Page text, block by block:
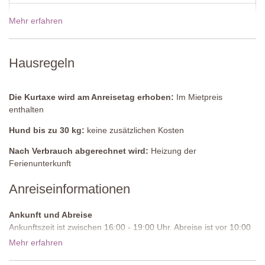
Dusche, Waschbecken, Bidet, WC, Fliegengitter.
Wohnung 2(keine Verbindungstür)
Komplett ausgestattet: Ventilator, Gefrier-Kühlschrank, 4-
Schlafzimmer 2
Doppelbett (welches nicht in zwei Einzelbetten umgewandelt
Schaukelstuhl, Ventilator, Moskitonetz, Klimaanlage.
Dusche, Waschbecken, Bidet, WC, Fliegengitter.
Waschküche
Waschmaschine.
19 Dez - 02 Jan 2027
Preise für 2027
Mehr erfahren
Hausregeln
Die Kurtaxe wird am Anreisetag erhoben: Im Mietpreis
enthalten
Hund bis zu 30 kg: keine zusätzlichen Kosten
Nach Verbrauch abgerechnet wird: Heizung der
Ferienunterkunft
Anreiseinformationen
Ankunft und Abreise
Ankunftszeit ist zwischen 16:00 - 19:00 Uhr. Abreise ist vor 10:00
Uhr morgens.
Zufahrtsstraße:Ungepflastert, ebenmäßig
Mehr erfahren